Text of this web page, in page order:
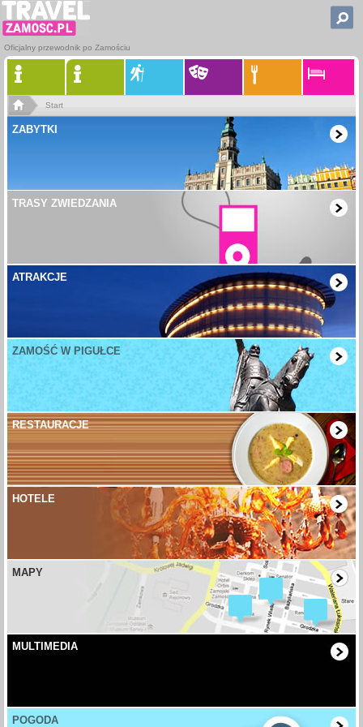
Oficjalny przewodnik po Zamościu
Start
ZABYTKI
TRASY ZWIEDZANIA
ATRAKCJE
ZAMOŚĆ W PIGUŁCE
RESTAURACJE
HOTELE
MAPY
MULTIMEDIA
POGODA